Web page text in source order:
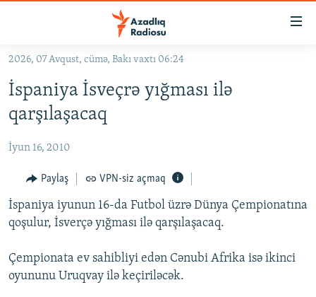
Əsas
qayıt
Əsas
naviqasiyaya
qayıt
#İZAHLA
KORRUPSIOMETR
#ƏSLINDƏ
FƏRQƏ BAX
QANUNI DOĞRU
ARAŞDIRMA
MULTIMEDIA
VIDEO
RADIO ARXIV
2026, 07 Avqust, cümə, Bakı vaxtı 06:24
İspaniya İsveçrə yığması ilə
qarşılaşacaq
İyun 16, 2010
Paylaş VPN-siz açmaq
İspaniya iyunun 16-da Futbol üzrə Dünya Çempionatına
qoşulur, İsverçə yığması ilə qarşılaşacaq.
Çempionata ev sahibliyi edən Cənubi Afrika isə ikinci
oyununu Uruqvay ilə keçiriləcək.